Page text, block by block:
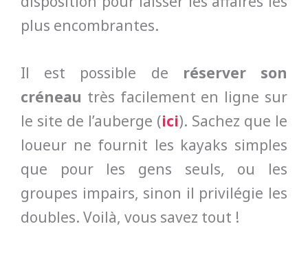
plus encombrantes.
Il est possible de réserver son
créneau très facilement en ligne sur
le site de l’auberge (ici). Sachez que le
loueur ne fournit les kayaks simples
que pour les gens seuls, ou les
groupes impairs, sinon il privilégie les
doubles. Voilà, vous savez tout !